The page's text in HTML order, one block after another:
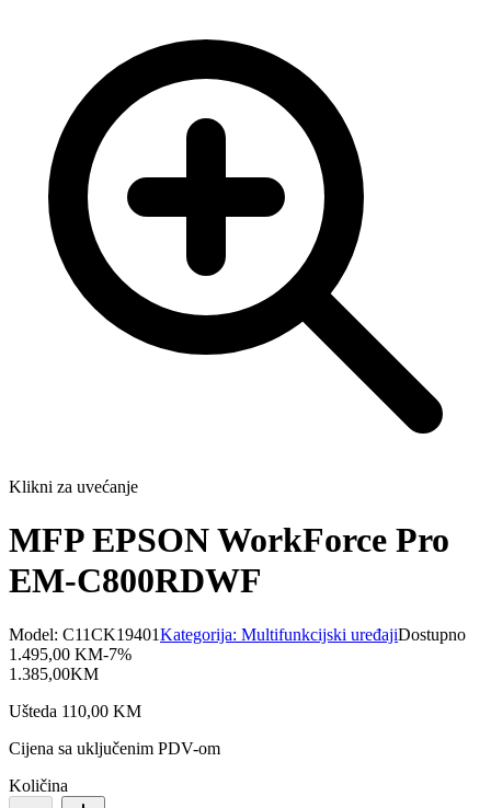
Klikni za uvećanje
MFP EPSON WorkForce Pro
EM-C800RDWF
Model: C11CK19401Kategorija: Multifunkcijski uređajiDostupno
1.495,00 KM-7%
1.385,00KM
Ušteda 110,00 KM
Cijena sa uključenim PDV-om
Količina